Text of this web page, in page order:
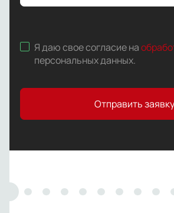
Я даю свое согласие на
персональных данных.
Отправить заявку